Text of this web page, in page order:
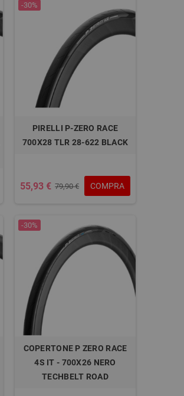
-30%
PIRELLI P-ZERO RACE
700X28 TLR 28-622 BLACK
55,93 € 79,90 € COMPRA
-30%
COPERTONE P ZERO RACE
4S IT - 700X26 NERO
TECHBELT ROAD